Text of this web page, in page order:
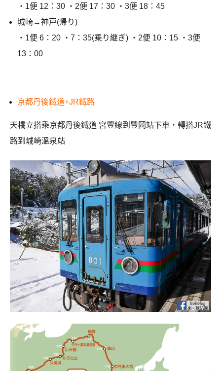
・1便 12：30 ・2便 17：30 ・3便 18：45
城崎→神戸(帰り)
・1便 6：20 ・7：35(乗り継ぎ) ・2便 10：15 ・3便
13：00
京都丹後鐵道+JR鐵路
天橋立搭乘京都丹後鐵道 宮豐線到豐岡站下車，轉搭JR鐵
路到城崎溫泉站